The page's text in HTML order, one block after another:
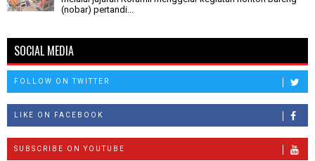
(nobar) pertandi...
SOCIAL MEDIA
FOLLOW ON TWITTER
LIKE ON FACEBOOK
SUBSCRIBE ON YOUTUBE